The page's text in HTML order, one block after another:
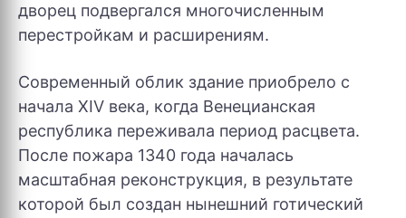
дворец подвергался многочисленным
перестройкам и расширениям.
Современный облик здание приобрело с
начала XIV века, когда Венецианская
республика переживала период расцвета.
После пожара 1340 года началась
масштабная реконструкция, в результате
которой был создан нынешний готический